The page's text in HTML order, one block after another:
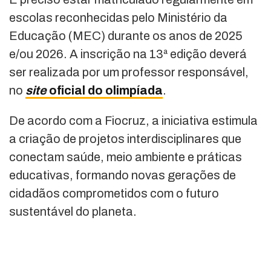
escolas reconhecidas pelo Ministério da
Educação (MEC) durante os anos de 2025
e/ou 2026. A inscrição na 13ª edição deverá
ser realizada por um professor responsável,
no siteoficial do olimpíada.
De acordo com a Fiocruz, a iniciativa estimula
a criação de projetos interdisciplinares que
conectam saúde, meio ambiente e práticas
educativas, formando novas gerações de
cidadãos comprometidos com o futuro
sustentável do planeta.